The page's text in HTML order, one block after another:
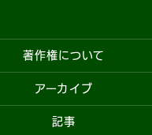
著作権について
アーカイブ
記事